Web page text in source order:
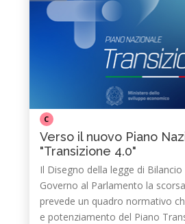
C
Verso il nuovo Piano
"Transizione 4.0"
Il Disegno della legge di
Governo al Parlamento la
prevede un quadro normativo
e potenziamento del Piano